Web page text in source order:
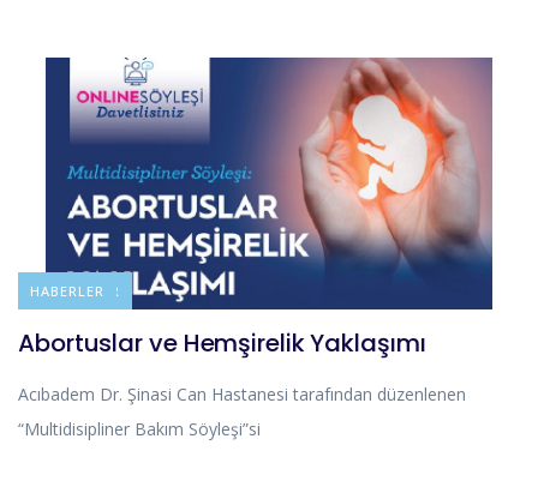
DUYURULAR
HABERLER
Abortuslar ve Hemşirelik Yaklaşımı
Acıbadem Dr. Şinasi Can Hastanesi tarafından düzenlenen
“Multidisipliner Bakım Söyleşi”si